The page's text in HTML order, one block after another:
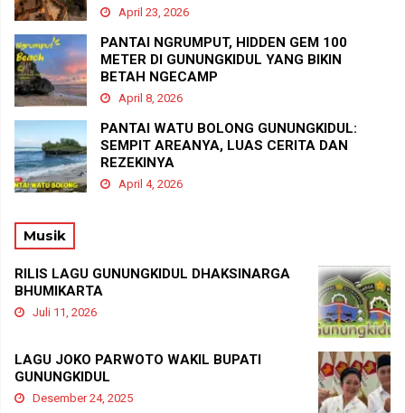
April 23, 2026
PANTAI NGRUMPUT, HIDDEN GEM 100
METER DI GUNUNGKIDUL YANG BIKIN
BETAH NGECAMP
April 8, 2026
PANTAI WATU BOLONG GUNUNGKIDUL:
SEMPIT AREANYA, LUAS CERITA DAN
REZEKINYA
April 4, 2026
Musik
RILIS LAGU GUNUNGKIDUL DHAKSINARGA
BHUMIKARTA
Juli 11, 2026
LAGU JOKO PARWOTO WAKIL BUPATI
GUNUNGKIDUL
Desember 24, 2025